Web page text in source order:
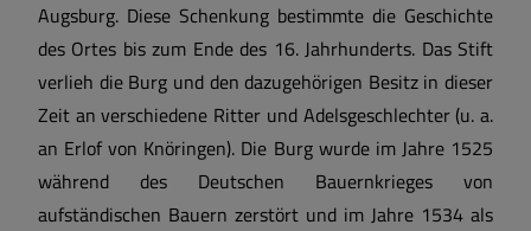
Augsburg. Diese Schenkung bestimmte die Geschichte
des Ortes bis zum Ende des 16. Jahrhunderts. Das Stift
verlieh die Burg und den dazugehörigen Besitz in dieser
Zeit an verschiedene Ritter und Adelsgeschlechter (u. a.
an Erlof von Knöringen). Die Burg wurde im Jahre 1525
während des Deutschen Bauernkrieges von
aufständischen Bauern zerstört und im Jahre 1534 als